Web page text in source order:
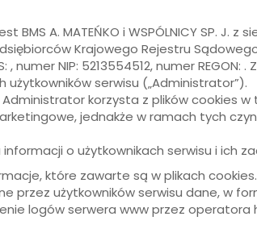
A. MATEŃKO i WSPÓLNICY SP. J.
Krajowego Rejestru
numer NIP: 5213554512, numer
serwisu („Administrator”).
korzysta z plików cookies
jednakże w ramach tych
o użytkownikach serwisu i ich
które zawarte są w plikach cookies.
przez użytkowników serwisu dane, w
logów serwera www przez operatora